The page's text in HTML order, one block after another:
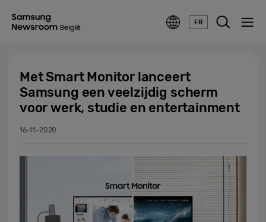
FR
Met Smart Monitor lanceert
Samsung een veelzijdig scherm
voor werk, studie en entertainment
16-11-2020